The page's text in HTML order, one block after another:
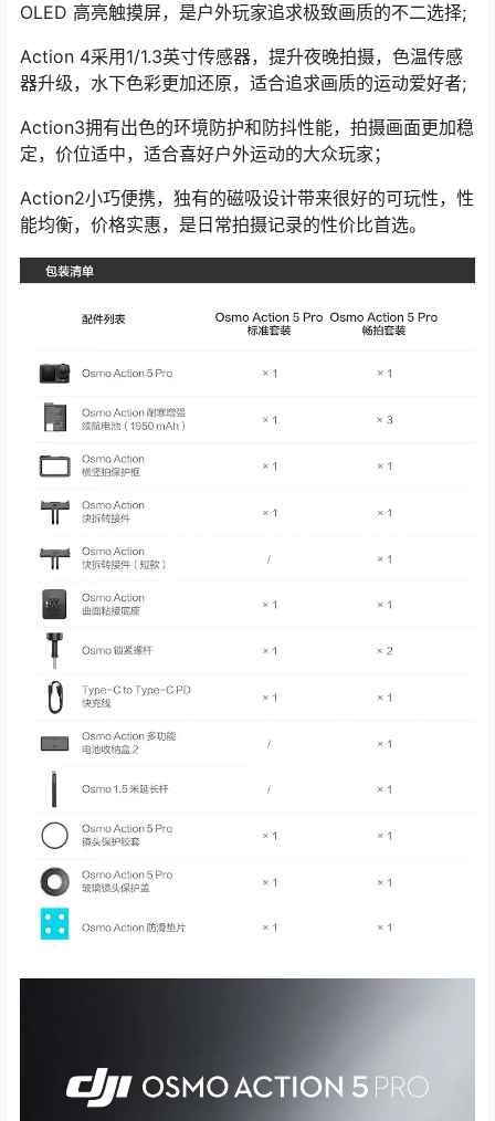
OLED 高亮触摸屏，是户外玩家追求极致画质的不二选择;
Action 4采用1/1.3英寸传感器，提升夜晚拍摄，色温传感
器升级，水下色彩更加还原，适合追求画质的运动爱好者;
Action3拥有出色的环境防护和防抖性能，拍摄画面更加稳
定，价位适中，适合喜好户外运动的大众玩家；
Action2小巧便携，独有的磁吸设计带来很好的可玩性，性
能均衡，价格实惠，是日常拍摄记录的性价比首选。